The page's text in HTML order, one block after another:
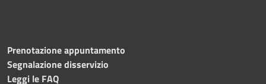
Prenotazione appuntamento
Segnalazione disservizio
Leggi le FAQ